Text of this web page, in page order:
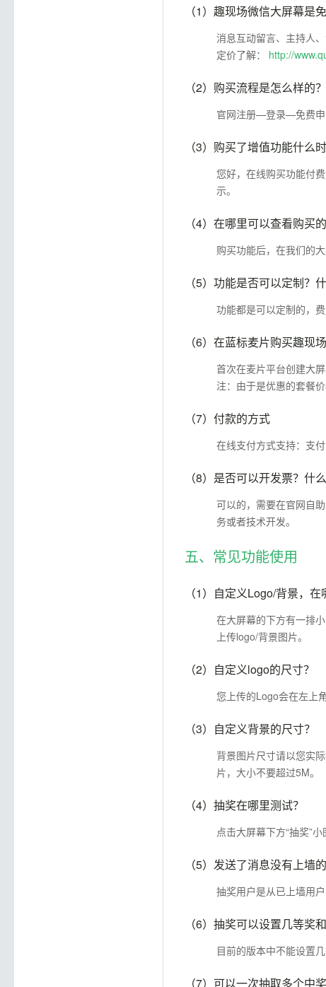
（1） 趣现场微信大屏幕是
消息互动留言、主持人
定价了解： http://
（2） 购买流程是怎么样的？
官网注册—登录—免费申
（3） 购买了增值功能什么
您好，在线购买功能付
示。
（4） 在哪里可以查看购买
购买功能后，在我们的
（5） 功能是否可以定制？
功能都是可以定制的，
（6） 在蓝标麦片购买趣现
首次在麦片平台创建大
注：由于是优惠的套餐
（7） 付款的方式
在线支付方式支持：支
（8） 是否可以开发票？什
可以的，需要在官网自
务或者技术开发。
五、常见功能使用
（1） 自定义Logo/背景，在
在大屏幕的下方有一排
上传logo/背景图片。
（2） 自定义logo的尺寸？
您上传的Logo会在左上
（3） 自定义背景的尺寸？
背景图片尺寸请以您实
片，大小不要超过5M。
（4） 抽奖在哪里测试？
点击大屏幕下方“抽奖”
（5） 发送了消息没有上墙
抽奖用户是从已上墙用
（6） 抽奖可以设置几等奖
目前的版本中不能设置几
（7） 可以一次抽取多个中奖